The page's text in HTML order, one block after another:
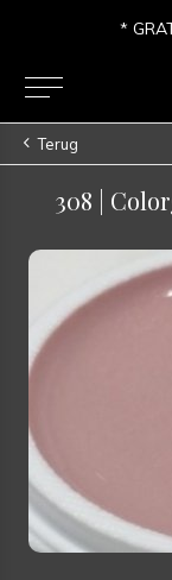
*
Terug
308 |